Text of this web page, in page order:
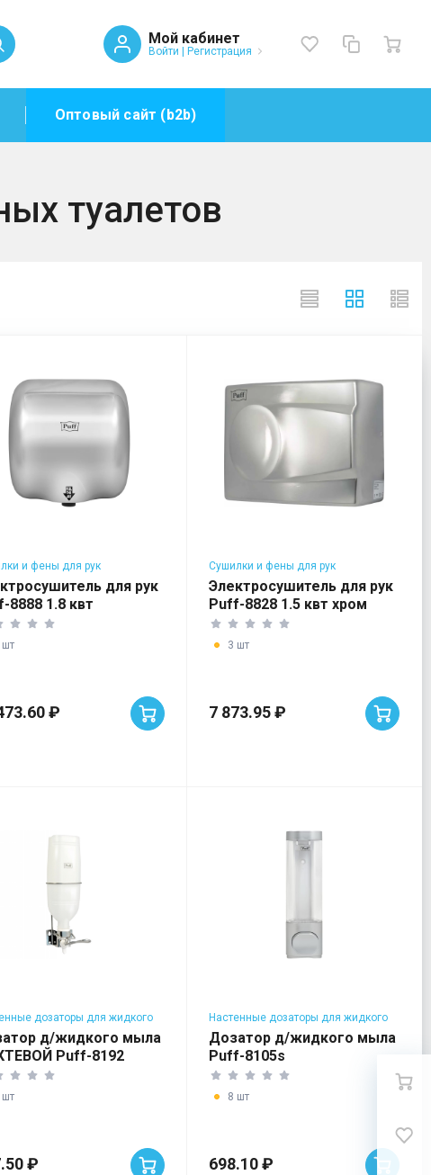
Мой кабинет
Войти | Регистрация
Оптовый сайт (b2b)
туалетов
и фены для рук
для рук
8888 1.8 квт
шт
₽
Сушилки и фены для рук
Электросушитель для рук
Puff-8828 1.5 квт хром
3 шт
7 873.95 ₽
дозаторы для жидкого
д/жидкого мыла
Puff-8192
шт
₽
Настенные дозаторы для жидкого
мыла
Дозатор д/жидкого мыла
Puff-8105s
8 шт
698.10 ₽